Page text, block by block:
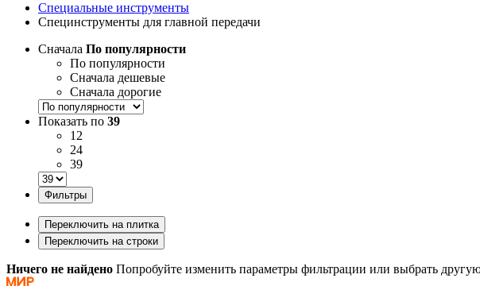
Специальные инструменты
Специнструменты для главной передачи
Сначала По популярности
По популярности
Сначала дешевые
Сначала дорогие
Показать по 39
12
24
39
Фильтры
Переключить на плитка
Переключить на строки
Ничего не найдено Попробуйте изменить параметры фильтрации или выбрать